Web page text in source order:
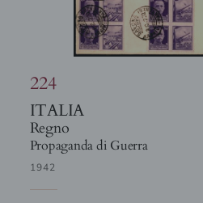
224
ITALIA
Regno
Propaganda di Guerra
1942